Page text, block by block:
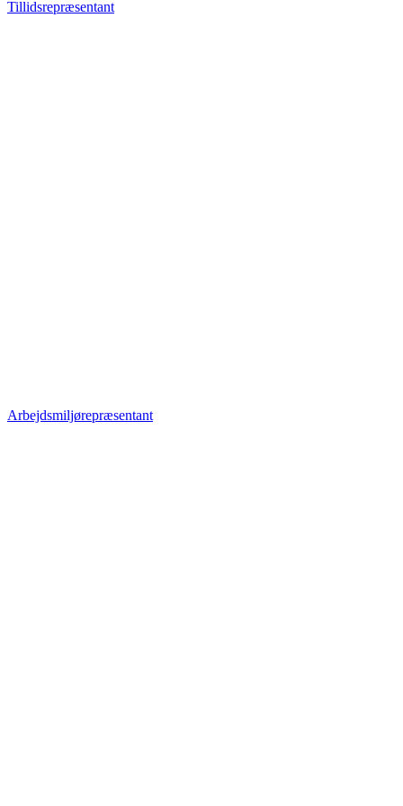
Tillidsrepræsentant
Arbejdsmiljørepræsentant